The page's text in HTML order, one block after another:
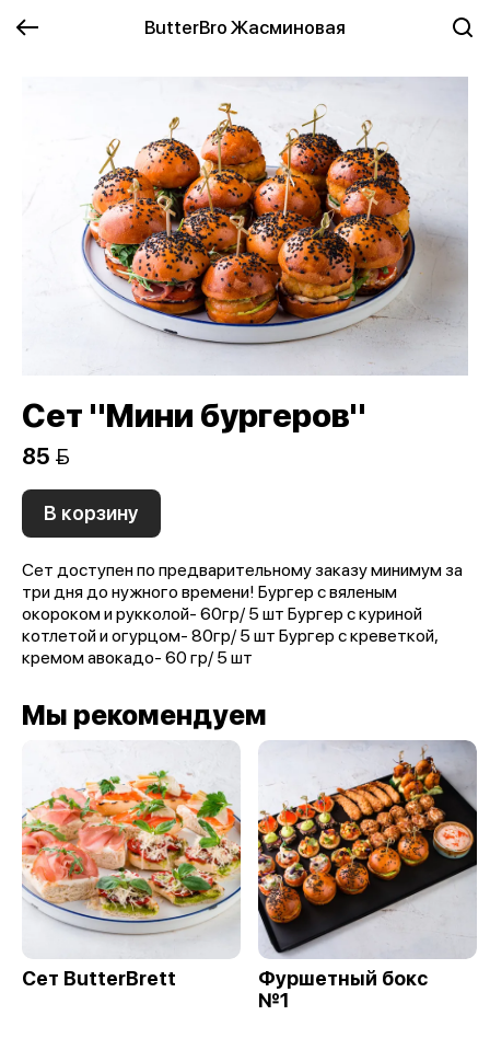
ButterBro Жасминовая
Сет "Мини бургеров"
85 
В корзину
Сет доступен по предварительному заказу минимум за
три дня до нужного времени! Бургер с вяленым
окороком и рукколой- 60гр/ 5 шт Бургер с куриной
котлетой и огурцом- 80гр/ 5 шт Бургер с креветкой,
кремом авокадо- 60 гр/ 5 шт
Мы рекомендуем
Сет ButterBrett
Фуршетный бокс
№1